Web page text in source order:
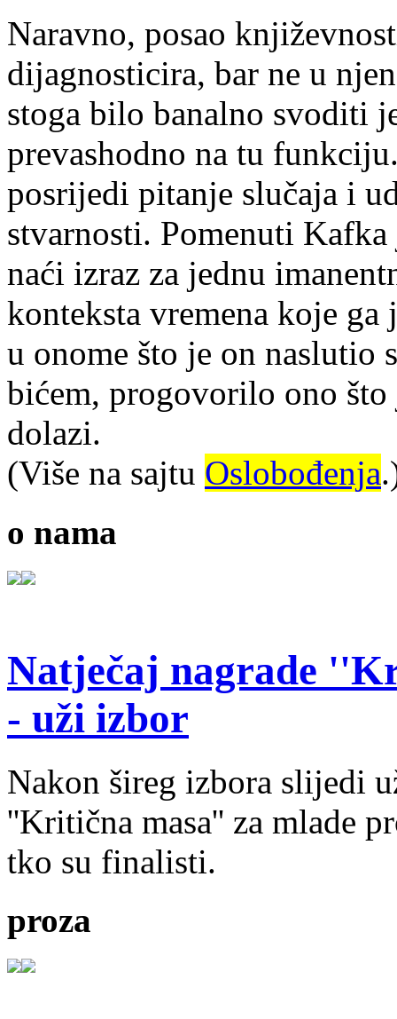
Naravno, posao
dijagnosticira, bar ne u
stoga bilo banalno svoditi
prevashodno na tu
posrijedi pitanje slučaja i
stvarnosti. Pomenuti
naći izraz za jednu
konteksta vremena koje
u onome što je on
bićem, progovorilo ono
dolazi.
(Više na sajtu Oslobođenja
o nama
Natječaj nagrade
- uži izbor
Nakon šireg izbora slijedi
''Kritična masa'' za mlade
tko su finalisti.
proza